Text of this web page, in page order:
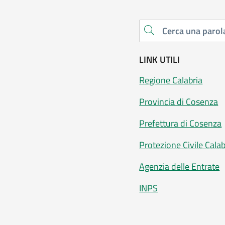
Cerca una parola chiave
LINK UTILI
Regione Calabria
Provincia di Cosenza
Prefettura di Cosenza
Protezione Civile
Agenzia delle Entrate
INPS